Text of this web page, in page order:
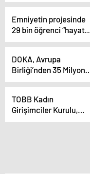
yayıldı
Emniyetin projesinde
29 bin öğrenci “hayata
renk verdi”
DOKA, Avrupa
Birliği’nden 35 Milyon
TL Fon Sağladı
TOBB Kadın
Girişimciler Kurulu,
İşimiz Temiz Projesi’ni